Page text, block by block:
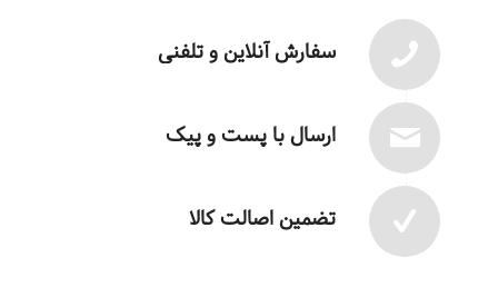
سفارش آنلاین و تلفنی
ارسال با پست و پیک
تضمین اصالت کالا